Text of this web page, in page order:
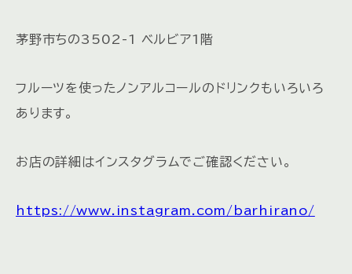
茅野市ちの3502-1 ベルビア1階
フルーツを使ったノンアルコールのドリンクもいろいろ
あります。
お店の詳細はインスタグラムでご確認ください。
https://www.instagram.com/barhirano/